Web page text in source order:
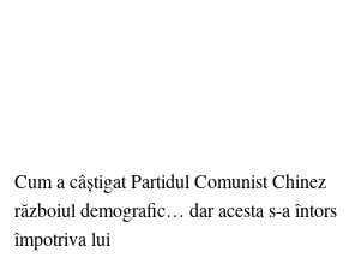
Cum a câştigat Partidul Comunist Chinez
războiul demografic… dar acesta s-a întors
împotriva lui